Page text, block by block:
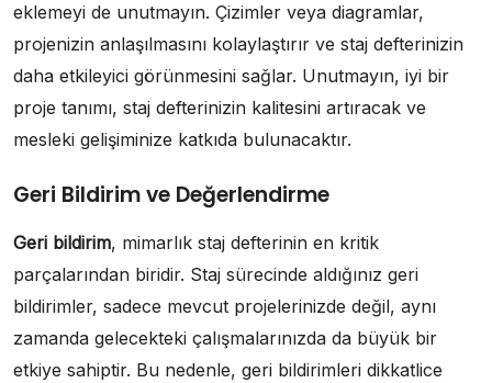
eklemeyi de unutmayın. Çizimler veya diagramlar,
projenizin anlaşılmasını kolaylaştırır ve staj defterinizin
daha etkileyici görünmesini sağlar. Unutmayın, iyi bir
proje tanımı, staj defterinizin kalitesini artıracak ve
mesleki gelişiminize katkıda bulunacaktır.
Geri Bildirim ve Değerlendirme
Geri bildirim, mimarlık staj defterinin en kritik
parçalarından biridir. Staj sürecinde aldığınız geri
bildirimler, sadece mevcut projelerinizde değil, aynı
zamanda gelecekteki çalışmalarınızda da büyük bir
etkiye sahiptir. Bu nedenle, geri bildirimleri dikkatlice